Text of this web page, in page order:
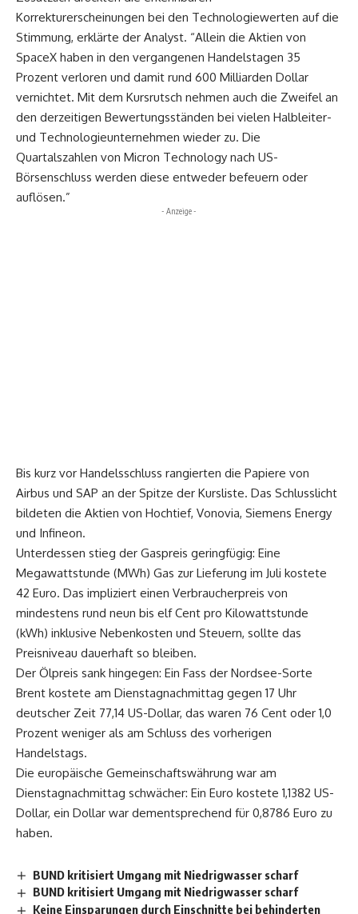
Korrekturerscheinungen bei den Technologiewerten auf die
Stimmung, erklärte der Analyst. “Allein die Aktien von
SpaceX haben in den vergangenen Handelstagen 35
Prozent verloren und damit rund 600 Milliarden Dollar
vernichtet. Mit dem Kursrutsch nehmen auch die Zweifel an
den derzeitigen Bewertungsständen bei vielen Halbleiter-
und Technologieunternehmen wieder zu. Die
Quartalszahlen von Micron Technology nach US-
Börsenschluss werden diese entweder befeuern oder
auflösen.”
- Anzeige -
Bis kurz vor Handelsschluss rangierten die Papiere von
Airbus und SAP an der Spitze der Kursliste. Das Schlusslicht
bildeten die Aktien von Hochtief, Vonovia, Siemens Energy
und Infineon.
Unterdessen stieg der Gaspreis geringfügig: Eine
Megawattstunde (MWh) Gas zur Lieferung im Juli kostete
42 Euro. Das impliziert einen Verbraucherpreis von
mindestens rund neun bis elf Cent pro Kilowattstunde
(kWh) inklusive Nebenkosten und Steuern, sollte das
Preisniveau dauerhaft so bleiben.
Der Ölpreis sank hingegen: Ein Fass der Nordsee-Sorte
Brent kostete am Dienstagnachmittag gegen 17 Uhr
deutscher Zeit 77,14 US-Dollar, das waren 76 Cent oder 1,0
Prozent weniger als am Schluss des vorherigen
Handelstags.
Die europäische Gemeinschaftswährung war am
Dienstagnachmittag schwächer: Ein Euro kostete 1,1382 US-
Dollar, ein Dollar war dementsprechend für 0,8786 Euro zu
haben.
BUND kritisiert Umgang mit Niedrigwasser scharf
BUND kritisiert Umgang mit Niedrigwasser scharf
Keine Einsparungen durch Einschnitte bei behinderten